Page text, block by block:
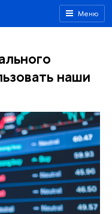
Меню
наши